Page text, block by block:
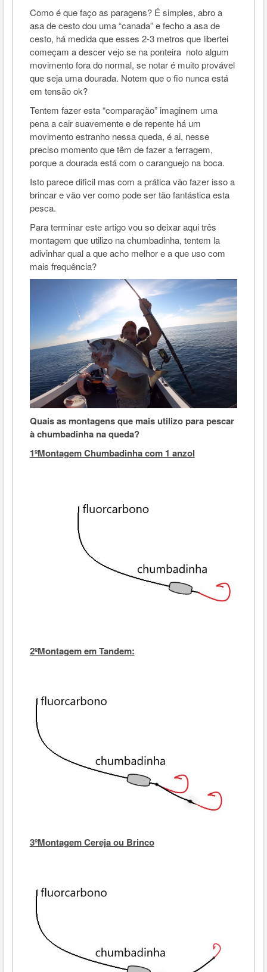
Como é que faço as paragens? É simples, abro a
asa de cesto dou uma “canada” e fecho a asa de
cesto, há medida que esses 2-3 metros que libertei
começam a descer vejo se na ponteira noto algum
movimento fora do normal, se notar é muito provável
que seja uma dourada. Notem que o fio nunca está
em tensão ok?
Tentem fazer esta “comparação” imaginem uma
pena a cair suavemente e de repente há um
movimento estranho nessa queda, é ai, nesse
preciso momento que têm de fazer a ferragem,
porque a dourada está com o caranguejo na boca.
Isto parece dificil mas com a prática vão fazer isso a
brincar e vão ver como pode ser tão fantástica esta
pesca.
Para terminar este artigo vou so deixar aqui três
montagem que utilizo na chumbadinha, tentem la
adivinhar qual a que acho melhor e a que uso com
mais frequência?
Quais as montagens que mais utilizo para pescar
à chumbadinha na queda?
1ºMontagem Chumbadinha com 1 anzol
2ºMontagem em Tandem:
3ºMontagem Cereja ou Brinco